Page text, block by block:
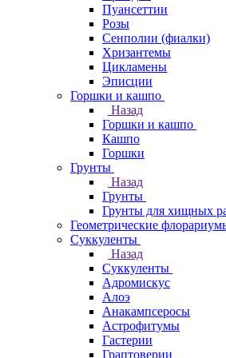
Пуансеттии
Розы
Сенполии (фиалки)
Хризантемы
Цикламены
Эписции
Горшки и кашпо
Назад
Горшки и кашпо
Кашпо
Горшки
Грунты
Назад
Грунты
Грунты для хищных
Геометрические
Суккуленты
Назад
Суккуленты
Адромискус
Алоэ
Анакампсеросы
Астрофитумы
Гастерии
Граптоверии